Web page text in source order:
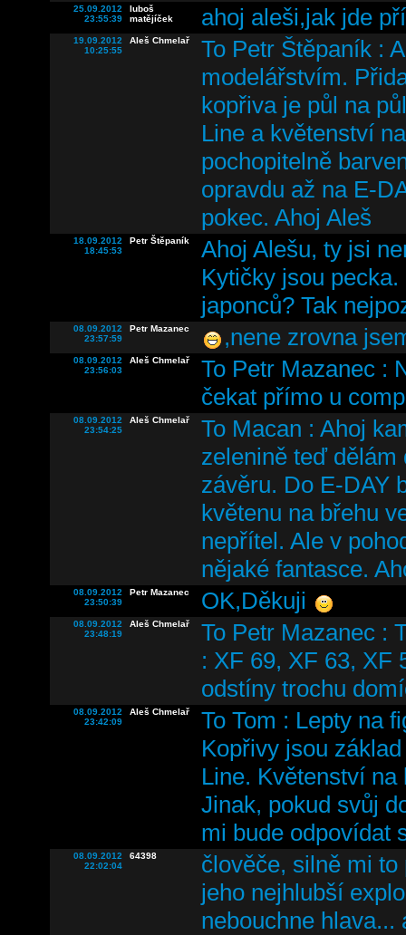
25.09.2012
23:55:39
luboš
matějíček
ahoj aleši,jak jde
19.09.2012
10:25:55
Aleš Chmelař
To Petr Štěpaník :
modelářstvím.
kopřiva je půl na
Line a květenství
pochopitelně
opravdu až na E-
pokec. Ahoj Aleš
18.09.2012
18:45:53
Petr Štěpaník
Ahoj Alešu, ty jsi
Kytičky jsou
japonců? Tak
08.09.2012
23:57:59
Petr Mazanec ,nene zrovna
08.09.2012
23:56:03
Aleš Chmelař
To Petr Mazanec :
čekat přímo u
08.09.2012
23:54:25
Aleš Chmelař
To Macan : Ahoj
zelenině teď
závěru. Do E-DAY
květenu na břehu
nepřítel. Ale v
nějaké fantasce.
08.09.2012
23:50:39
Petr Mazanec OK,Děkuji
08.09.2012
23:48:19
Aleš Chmelař
To Petr Mazanec :
: XF 69, XF 63, XF
odstíny trochu
08.09.2012
23:42:09
Aleš Chmelař
To Tom : Lepty na
Kopřivy jsou
Line. Květenství
Jinak, pokud svůj
mi bude odpovídat
08.09.2012
22:02:04
64398
člověče, silně mi
jeho nejhlubší
nebouchne